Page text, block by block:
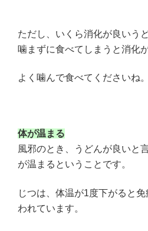
ただし、いくら消化が良いう
噛まずに食べてしまうと消化
よく噛んで食べてくださいね。
体が温まる
風邪のとき、うどんが良いと
が温まるということです。
じつは、体温が1度下がると
われています。